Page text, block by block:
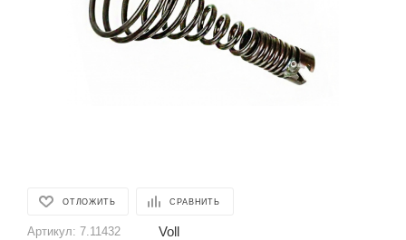
ОТЛОЖИТЬ СРАВНИТЬ
Артикул: 7.11432 Voll